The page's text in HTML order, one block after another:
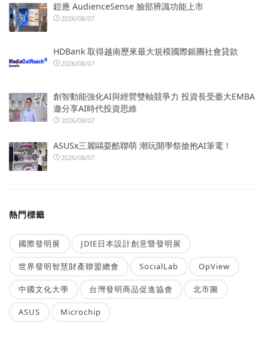
鎧應 AudienceSense 臉部辨識功能上市
2026/08/07
HDBank 取得越南歷來最大規模國際銀團社會貸款
2026/08/07
創智動能強化AI與經營雙軸競爭力 投資長受臺大EMBA
邀分享AI時代投資思維
2026/08/07
ASUSx三麗鷗耍酷聯萌 潮玩開學祭搶抱AI筆電！
2026/08/07
熱門標籤
國際發明展 JDIE日本設計創意暨發明展
世界發明智慧財產聯盟總會 SocialLab OpView
中國文化大學 台灣發明商品促進協會 北市圖
ASUS Microchip